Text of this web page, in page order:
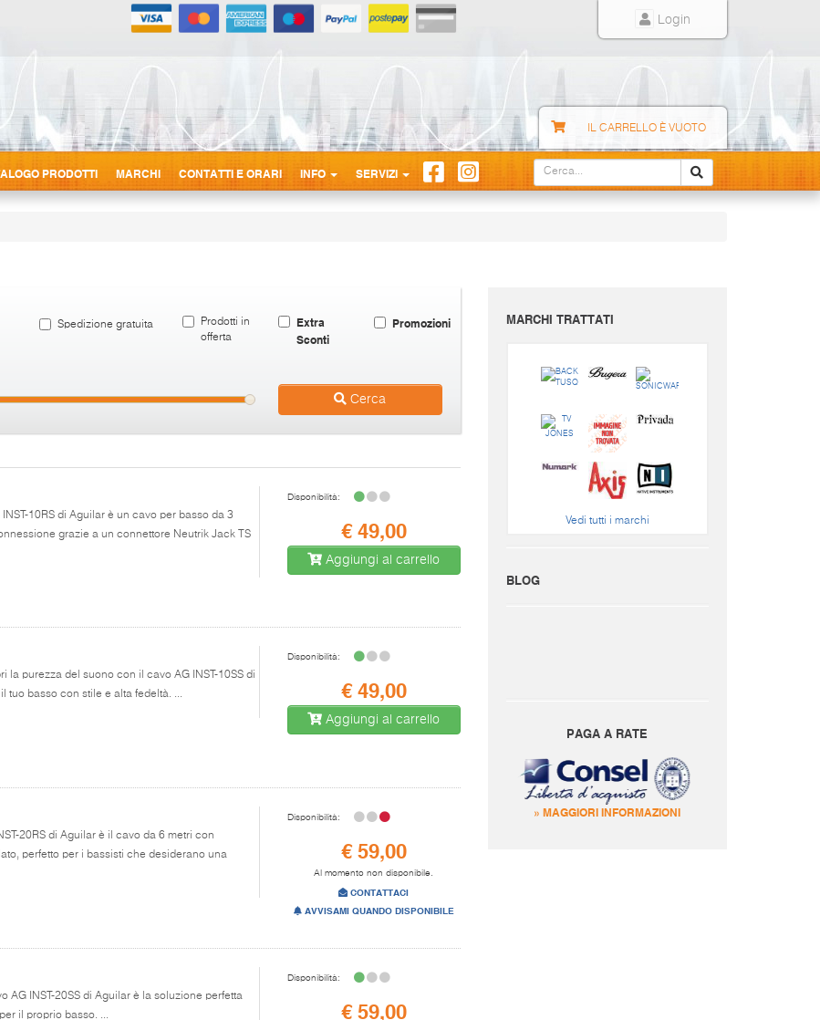
Login
IL CARRELLO È VUOTO
PRODOTTI MARCHI CONTATTI E ORARI INFO SERVIZI
Spedizione gratuita
Prodotti in
offerta
Extra
Sconti
Promozioni
Cerca
10RS di Aguilar è un cavo per basso da 3
grazie a un connettore Neutrik Jack TS
Disponibilità:
€ 49,00
Aggiungi al carrello
la purezza del suono con il cavo AG INST-10SS di
tuo basso con stile e alta fedeltà. ...
Disponibilità:
€ 49,00
Aggiungi al carrello
20RS di Aguilar è il cavo da 6 metri con
perfetto per i bassisti che desiderano una
Disponibilità:
€ 59,00
Al momento non disponibile.
CONTATTACI
AVVISAMI QUANDO DISPONIBILE
AG INST-20SS di Aguilar è la soluzione perfetta
il proprio basso. ...
Disponibilità:
€ 59,00
MARCHI TRATTATI
Vedi tutti i marchi
BLOG
PAGA A RATE
» MAGGIORI INFORMAZIONI